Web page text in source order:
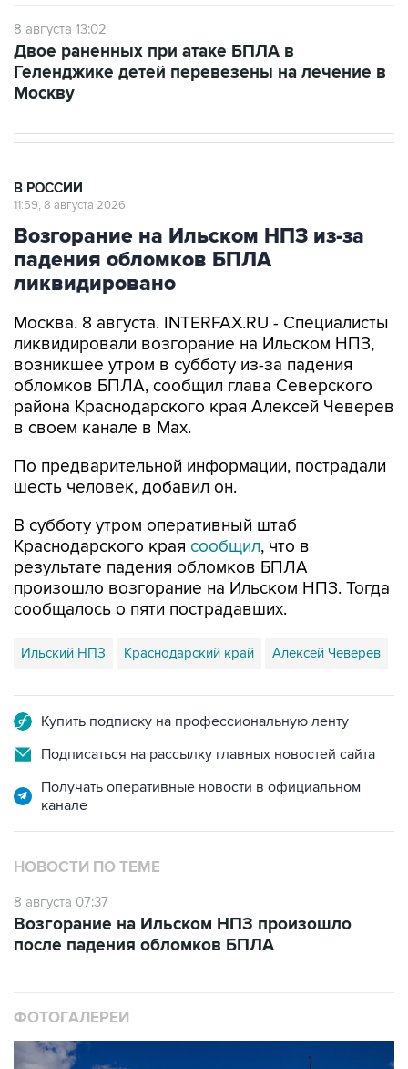
8 августа 13:02
Двое раненных при атаке БПЛА в
Геленджике детей перевезены на лечение в
Москву
В РОССИИ
11:59, 8 августа 2026
Возгорание на Ильском НПЗ из-за
падения обломков БПЛА
ликвидировано
Москва. 8 августа. INTERFAX.RU - Специалисты
ликвидировали возгорание на Ильском НПЗ,
возникшее утром в субботу из-за падения
обломков БПЛА, сообщил глава Северского
района Краснодарского края Алексей Чеверев
в своем канале в Max.
По предварительной информации, пострадали
шесть человек, добавил он.
В субботу утром оперативный штаб
Краснодарского края сообщил, что в
результате падения обломков БПЛА
произошло возгорание на Ильском НПЗ. Тогда
сообщалось о пяти пострадавших.
Ильский НПЗ Краснодарский край Алексей Чеверев
Купить подписку на профессиональную ленту
Подписаться на рассылку главных новостей сайта
Получать оперативные новости в официальном
канале
НОВОСТИ ПО ТЕМЕ
8 августа 07:37
Возгорание на Ильском НПЗ произошло
после падения обломков БПЛА
ФОТОГАЛЕРЕИ